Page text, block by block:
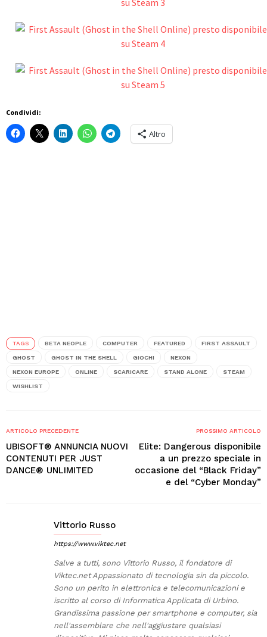
Condividi:
Altro
TAGS BETA NEOPLE COMPUTER FEATURED FIRST ASSAULT
GHOST GHOST IN THE SHELL GIOCHI NEXON
NEXON EUROPE ONLINE SCARICARE STAND ALONE STEAM
WISHLIST
ARTICOLO PRECEDENTE
UBISOFT® ANNUNCIA NUOVI
CONTENUTI PER JUST
DANCE® UNLIMITED
PROSSIMO ARTICOLO
Elite: Dangerous disponibile
a un prezzo speciale in
occasione del “Black Friday”
e del “Cyber Monday”
Vittorio Russo
https://www.viktec.net
Salve a tutti, sono Vittorio Russo, il fondatore di
Viktec.net Appassionato di tecnologia sin da piccolo.
Sono un perito in elettronica e telecomunicazioni e
iscritto al corso di Informatica Applicata di Urbino.
Grandissima passione per smartphone e computer, sia
nell'assemblare che nell'aggiustare qualsiasi